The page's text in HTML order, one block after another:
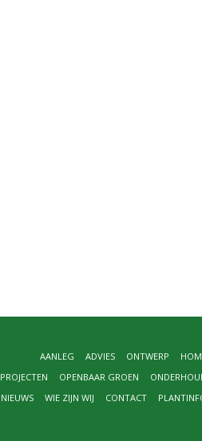
ONTWERP
ADVIES
AANLEG
OPENBAAR GROEN
PROJECTEN
CONTACT
WIE ZIJN WIJ
NIEUWS